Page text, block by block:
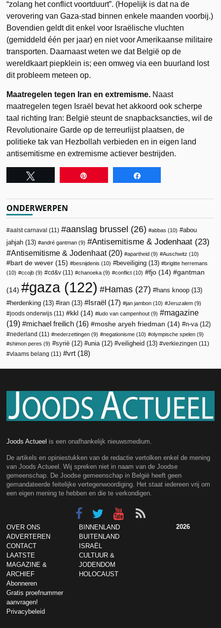
“zolang het conflict voortduurt”. (Hopelijk is dat na de
verovering van Gaza-stad binnen enkele maanden voorbij.)
Bovendien geldt dit enkel voor Israëlische vluchten
(gemiddeld één per jaar) en niet voor Amerikaanse militaire
transporten. Daarnaast weten we dat België op de
wereldkaart piepklein is; een omweg via een buurland lost
dit probleem meteen op.
Maatregelen tegen Iran en extremisme. Naast
maatregelen tegen Israël bevat het akkoord ook scherpe
taal richting Iran: België steunt de snapbacksancties, wil de
Revolutionaire Garde op de terreurlijst plaatsen, de
politieke tak van Hezbollah verbieden en in eigen land
antisemitisme en extremisme actiever bestrijden.
ONDERWERPEN
aalst carnaval (11) aanslag brussel (26) abbas (10)
abou
jahjah (13) andré gantman (9) Antisemitisme & Jodenhaat (23)
Antisemitisme & Jodenhaat(20) apartheid (9) Auschwitz (10)
bart de wever (15) besnijdenis (10) beveiliging (13)
brigitte herremans
(10)
ccojb (9) cd&v (11) chanoeka (9) conflict (10) fjo (14) gantman
(14) gaza(122) Hamas (27) hans knoop (13)
herdenking (13) iran (13) Israël (17) jan jambon (10) Jeruzalem (9)
joods onderwijs (11) kkl (14) ludo van campenhout (9)
magazine
(19)
michael freilich (16) moshe aryeh friedman (14) n-va(12)
nederland (11) nederzettingen (9) negationisme (10) olympische spelen (9)
shimon peres (9) syrië (12) unia(12) veiligheid (13) verkiezingen (11)
vlaams belang (11) vrt (18)
Joods Actueel is een onafhankelijk nieuwsmedium.
De artikels en opiniestukken van de redactie vertolken enkel de mening
van Joods Actueel. Wij spreken niet in naam van de Joodse
gemeenschap. De Joodse gemeenschap in België heeft geen
gemandateerde feitelijke vertegenwoordiging. Het staat iedereen vrij om
een eigen mening te hebben en die te verkondigen.
OVER ONS
ADVERTEREN
CONTACT
LAATSTE
MAGAZINE &
ARCHIEF
Abonneren
Gratis proefnummer
aanvragen!
Privacybeleid
BINNENLAND
BUITENLAND
ISRAËL
CULTUUR &
JODENDOM
HOLOCAUST
2026